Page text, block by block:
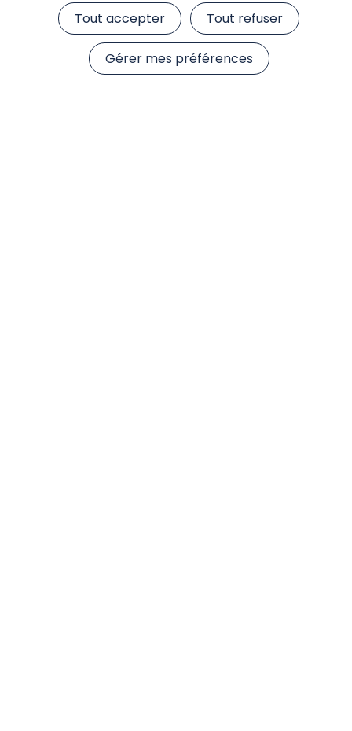
Tout accepter
Tout refuser
Gérer mes préférences
Fiche Reporting